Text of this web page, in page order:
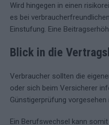
Wird hingegen in einen
es bei
Einstufung. Eine
Blick in die
Verbraucher sollten die
oder sich beim Versicherer
Günstigerprüfung vorgesehen
Ein Berufswechsel kann